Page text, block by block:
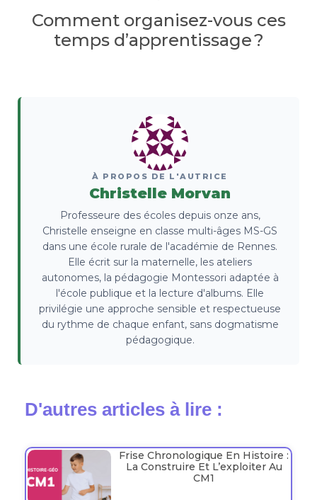
Comment organisez-vous ces
temps d’apprentissage ?
À PROPOS DE L'AUTRICE
Christelle Morvan
Professeure des écoles depuis onze ans,
Christelle enseigne en classe multi-âges MS-GS
dans une école rurale de l'académie de Rennes.
Elle écrit sur la maternelle, les ateliers
autonomes, la pédagogie Montessori adaptée à
l'école publique et la lecture d'albums. Elle
privilégie une approche sensible et respectueuse
du rythme de chaque enfant, sans dogmatisme
pédagogique.
D'autres articles à lire :
Frise Chronologique En Histoire :
La Construire Et L’exploiter Au
CM1